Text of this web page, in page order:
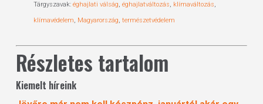
Tárgyszavak: éghajlati válság, éghajlatváltozás, klímaváltozás,
klímavédelem, Magyarország, természetvédelem
Részletes tartalom
Kiemelt híreink